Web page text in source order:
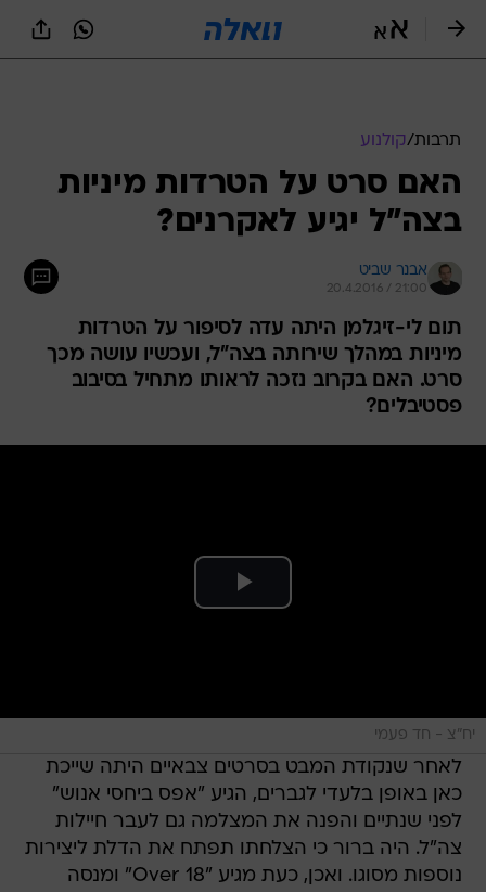
תרבות/קולנוע
האם סרט על הטרדות מיניות
בצה"ל יגיע לאקרנים?
אבנר שביט
20.4.2016 / 21:00
תום לי-זיגלמן היתה עדה לסיפור על הטרדות
מיניות במהלך שירותה בצה"ל, ועכשיו עושה מכך
סרט. האם בקרוב נזכה לראותו מתחיל בסיבוב
פסטיבלים?
יח"צ - חד פעמי
לאחר שנקודת המבט בסרטים צבאיים היתה שייכת
כאן באופן בלעדי לגברים, הגיע "אפס ביחסי אנוש"
לפני שנתיים והפנה את המצלמה גם לעבר חיילות
צה"ל. היה ברור כי הצלחתו תפתח את הדלת ליצירות
נוספות מסוגו. ואכן, כעת מגיע "18 Over" ומנסה